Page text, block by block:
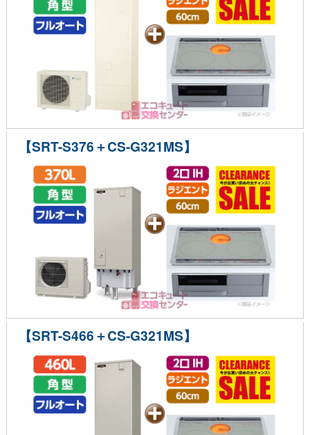
【SRT-S376＋CS-G321MS】
【SRT-S466＋CS-G321MS】